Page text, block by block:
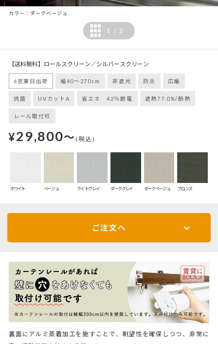
カラー：ダークベージュ
1 / 2
【送料無料】ロールスクリーン／シルバースクリーン
6営業日出荷 幅40～270cm 非遮光 防炎 広幅
抗菌 UVカットA 省エネ 42％節電 遮熱77.0%/断熱
レール取付可
¥29,800～(税込)
ホワイト ベージュ ライトグレイ ダークグレイ ダークベージュ ブロンズ
ご注文へ
裏面にアルミ蒸着加工を施すことで、眺望性を確保しつつ、非常に